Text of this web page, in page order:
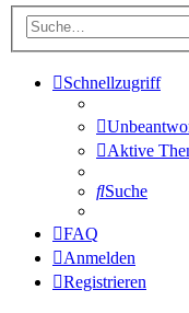
Schnellzugriff
Aktive
Suche
FAQ
Anmelden
Registrieren